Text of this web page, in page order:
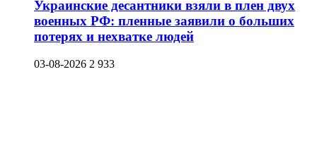
Украинские десантники взяли в плен двух
военных РФ: пленные заявили о больших
потерях и нехватке людей
03-08-2026 2 933